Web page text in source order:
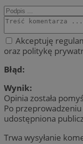
Akceptuję
oraz politykę
Błąd:
Wynik:
Opinia została
Po
udostępniona
Trwa wysyłanie